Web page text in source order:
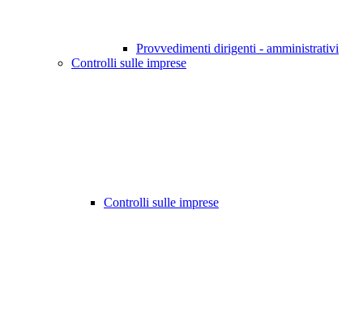
Provvedimenti dirigenti - amministrativi
Controlli sulle imprese
Controlli sulle imprese